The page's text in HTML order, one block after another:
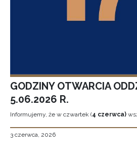
GODZINY OTWARCIA
5.06.2026 R.
Informujemy, że w czwartek (4 czerwca)
3 czerwca, 2026